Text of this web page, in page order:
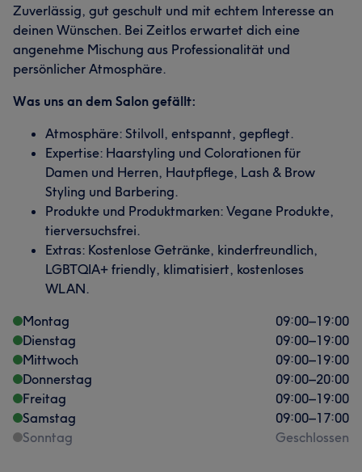
Zuverlässig, gut geschult und mit echtem Interesse an
deinen Wünschen. Bei Zeitlos erwartet dich eine
angenehme Mischung aus Professionalität und
persönlicher Atmosphäre.
Was uns an dem Salon gefällt:
Atmosphäre: Stilvoll, entspannt, gepflegt.
Expertise: Haarstyling und Colorationen für
Damen und Herren, Hautpflege, Lash & Brow
Styling und Barbering.
Produkte und Produktmarken: Vegane Produkte,
tierversuchsfrei.
Extras: Kostenlose Getränke, kinderfreundlich,
LGBTQIA+ friendly, klimatisiert, kostenloses
WLAN.
Montag
09:00–19:00
Dienstag
09:00–19:00
Mittwoch
09:00–19:00
Donnerstag
09:00–20:00
Freitag
09:00–19:00
Samstag
09:00–17:00
Sonntag
Geschlossen